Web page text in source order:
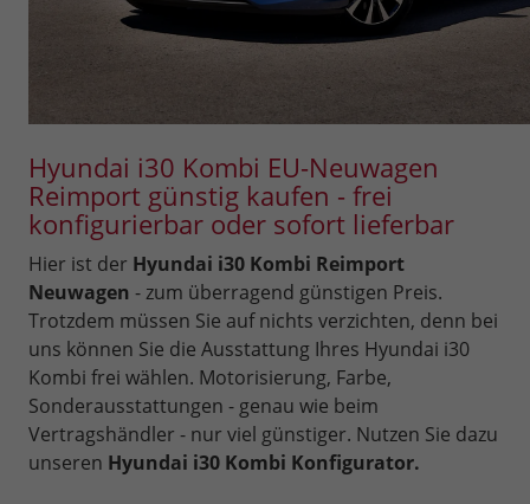
Hyundai i30 Kombi EU-Neuwagen
Reimport günstig kaufen - frei
konfigurierbar oder sofort lieferbar
Hier ist der Hyundai i30 Kombi Reimport
Neuwagen - zum überragend günstigen Preis.
Trotzdem müssen Sie auf nichts verzichten, denn bei
uns können Sie die Ausstattung Ihres Hyundai i30
Kombi frei wählen. Motorisierung, Farbe,
Sonderausstattungen - genau wie beim
Vertragshändler - nur viel günstiger. Nutzen Sie dazu
unseren Hyundai i30 Kombi Konfigurator.